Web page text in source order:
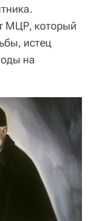
МЦР, который
истец
на